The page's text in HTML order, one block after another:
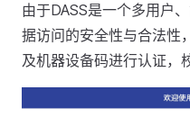
由于DASS是一个多用户
据访问的安全性与合法性
及机器设备码进行认证，